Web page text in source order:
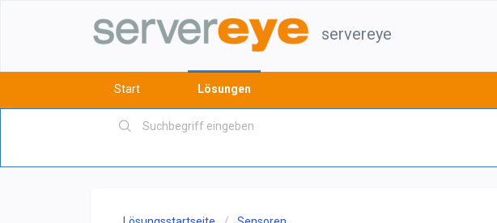
servereye
Start Lösungen